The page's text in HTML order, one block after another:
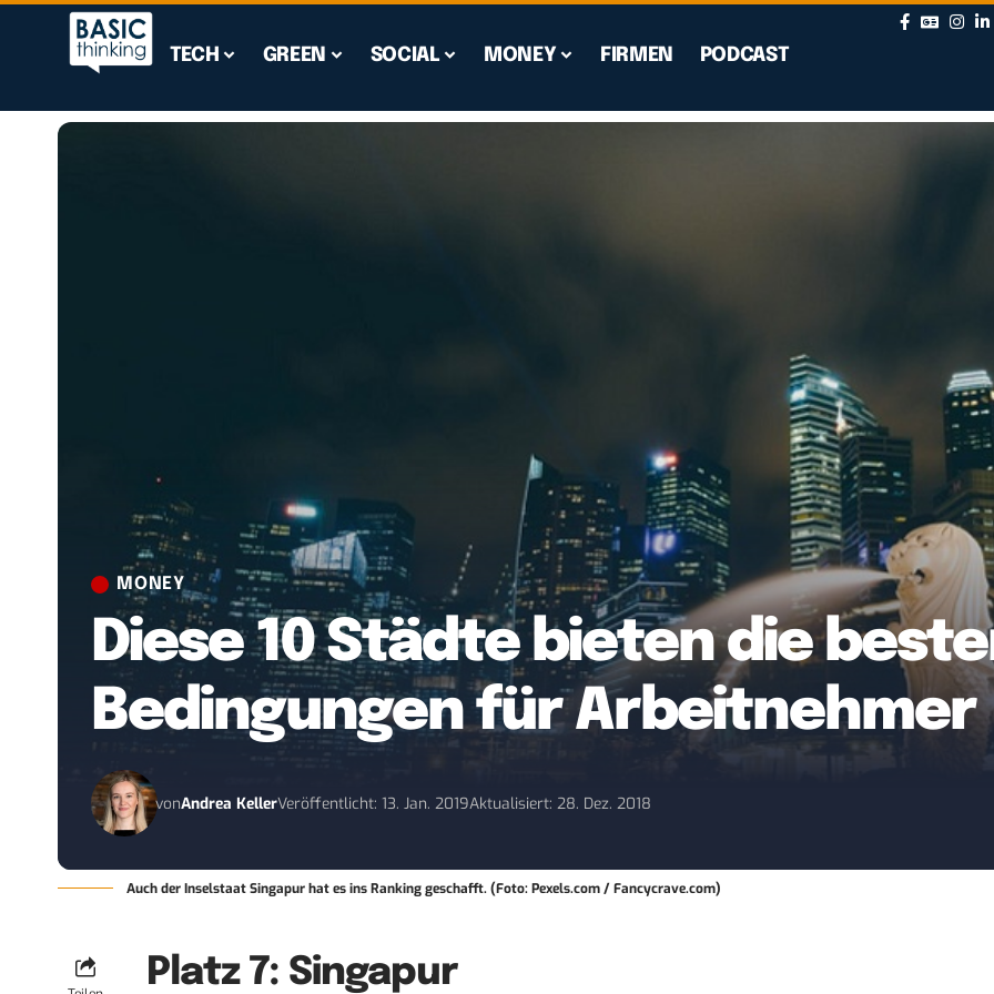
TECH GREEN SOCIAL MONEY FIRMEN PODCAST
MONEY
Diese 10 Städte bieten die
Bedingungen für Arbeitnehmer
vonAndrea KellerVeröffentlicht: 13. Jan. 2019Aktualisiert: 28. Dez. 2018
Auch der Inselstaat Singapur hat es ins Ranking geschafft. (Foto: Pexels.com / Fancycrave.com)
Platz 7: Singapur